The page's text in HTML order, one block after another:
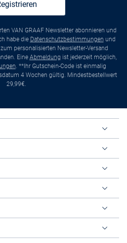
VAN GRAAF Newsletter abonnieren und
habe die Datenschutzbestimmungen und
personalisierten Newsletter-Versand
Eine Abmeldung ist jederzeit möglich,
. **Ihr Gutschein-Code ist einmalig
4 Wochen gültig. Mindestbestellwert
29,99€.